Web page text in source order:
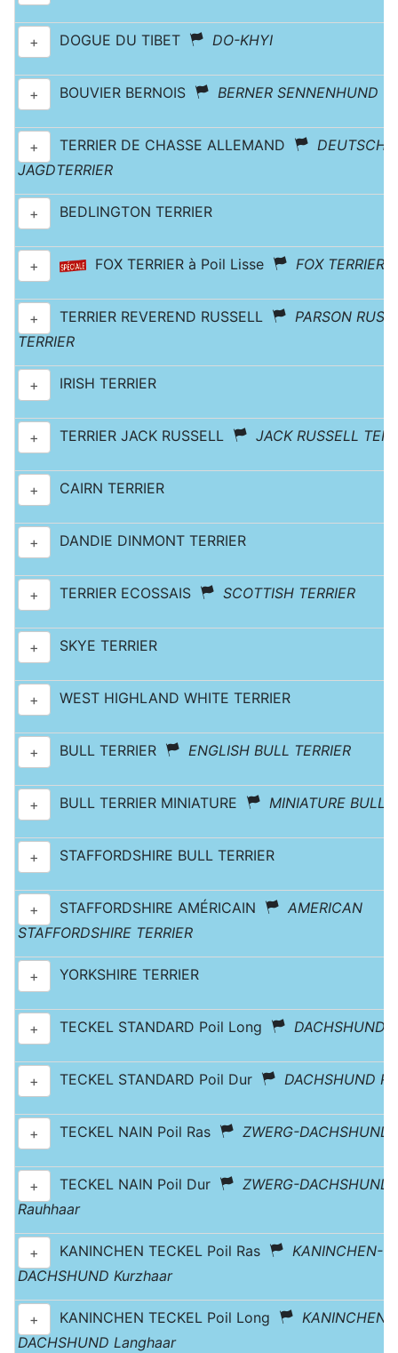
+ DOGUE DU TIBET DO-KHYI
+ BOUVIER BERNOIS BERNER SENNENHUND
+ TERRIER DE CHASSE ALLEMAND
JAGDTERRIER
+ BEDLINGTON TERRIER
+ FOX TERRIER à Poil Lisse FOX TERRIER
+ TERRIER REVEREND RUSSELL
PARSON
TERRIER
+ IRISH TERRIER
+ TERRIER JACK RUSSELL JACK RUSSELL
+ CAIRN TERRIER
+ DANDIE DINMONT TERRIER
+ TERRIER ECOSSAIS SCOTTISH TERRIER
+ SKYE TERRIER
+ WEST HIGHLAND WHITE TERRIER
+ BULL TERRIER ENGLISH BULL TERRIER
+ BULL TERRIER MINIATURE MINIATURE BULL
+ STAFFORDSHIRE BULL TERRIER
+ STAFFORDSHIRE AMÉRICAIN
AMERICAN
STAFFORDSHIRE TERRIER
+ YORKSHIRE TERRIER
+ TECKEL STANDARD Poil Long DACHSHUND
+ TECKEL STANDARD Poil Dur DACHSHUND
+ TECKEL NAIN Poil Ras ZWERG-DACHSHUND
+ TECKEL NAIN Poil Dur
ZWERG-DACHSHUND
Rauhhaar
+ KANINCHEN TECKEL Poil Ras
KANINCHEN-
DACHSHUND Kurzhaar
+ KANINCHEN TECKEL Poil Long
KANINCHEN-
DACHSHUND Langhaar